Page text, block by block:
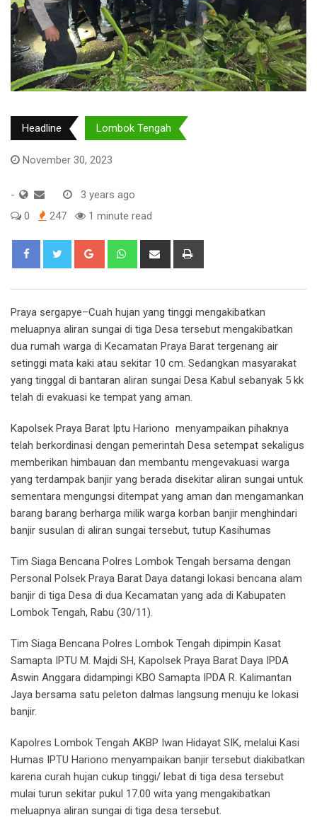
Headline Lombok Tengah
November 30, 2023
-
3 years ago
0
247 1 minute read
Google+ WhatsappShare
Praya sergapye–Cuah hujan yang tinggi mengakibatkan
meluapnya aliran sungai di tiga Desa tersebut mengakibatkan
dua rumah warga di Kecamatan Praya Barat tergenang air
setinggi mata kaki atau sekitar 10 cm. Sedangkan masyarakat
yang tinggal di bantaran aliran sungai Desa Kabul sebanyak 5 kk
telah di evakuasi ke tempat yang aman.
Kapolsek Praya Barat Iptu Hariono menyampaikan pihaknya
telah berkordinasi dengan pemerintah Desa setempat sekaligus
memberikan himbauan dan membantu mengevakuasi warga
yang terdampak banjir yang berada disekitar aliran sungai untuk
sementara mengungsi ditempat yang aman dan mengamankan
barang barang berharga milik warga korban banjir menghindari
banjir susulan di aliran sungai tersebut, tutup Kasihumas
Tim Siaga Bencana Polres Lombok Tengah bersama dengan
Personal Polsek Praya Barat Daya datangi lokasi bencana alam
banjir di tiga Desa di dua Kecamatan yang ada di Kabupaten
Lombok Tengah, Rabu (30/11).
Tim Siaga Bencana Polres Lombok Tengah dipimpin Kasat
Samapta IPTU M. Majdi SH, Kapolsek Praya Barat Daya IPDA
Aswin Anggara didampingi KBO Samapta IPDA R. Kalimantan
Jaya bersama satu peleton dalmas langsung menuju ke lokasi
banjir.
Kapolres Lombok Tengah AKBP Iwan Hidayat SIK, melalui Kasi
Humas IPTU Hariono menyampaikan banjir tersebut diakibatkan
karena curah hujan cukup tinggi/ lebat di tiga desa tersebut
mulai turun sekitar pukul 17.00 wita yang mengakibatkan
meluapnya aliran sungai di tiga desa tersebut.